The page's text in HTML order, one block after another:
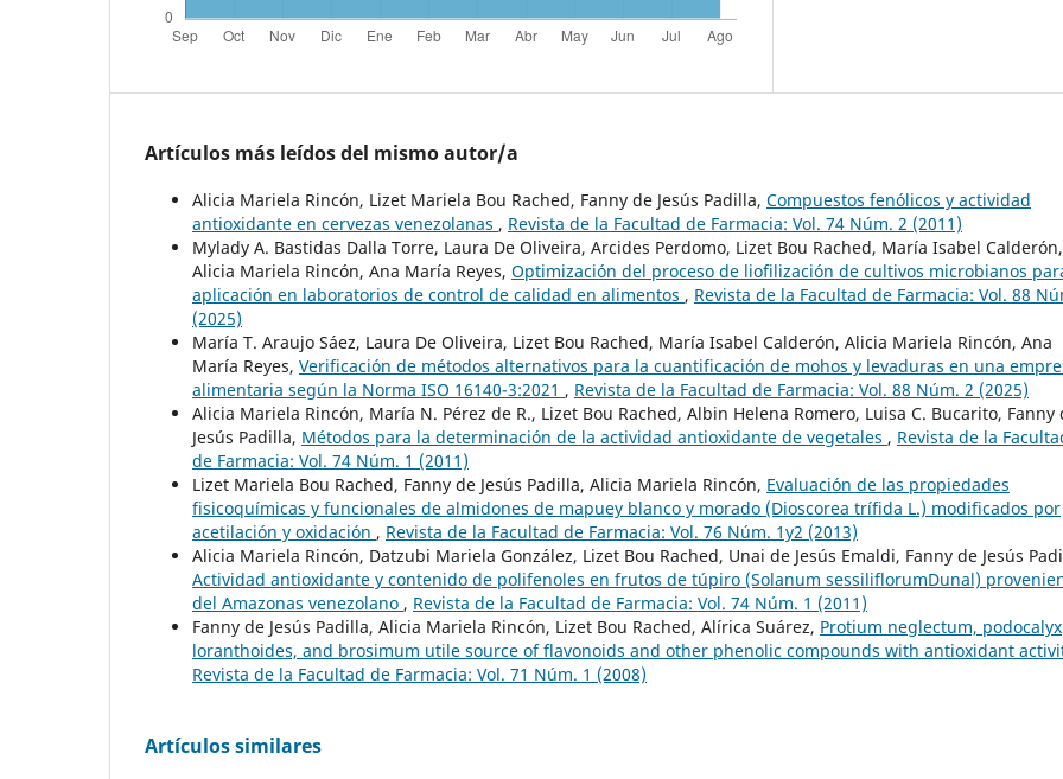
Artículos más leídos del mismo autor/a
Alicia Mariela Rincón, Lizet Mariela Bou Rached, Fanny de Jesús Padilla, Compuestos fenólicos y actividad
antioxidante en cervezas venezolanas , Revista de la Facultad de Farmacia: Vol. 74 Núm. 2 (2011)
Mylady A. Bastidas Dalla Torre, Laura De Oliveira, Arcides Perdomo, Lizet Bou Rached, María Isabel Calderón,
Alicia Mariela Rincón, Ana María Reyes, Optimización del proceso de liofilización de cultivos microbianos
aplicación en laboratorios de control de calidad en alimentos , Revista de la Facultad de Farmacia: Vol. 88
(2025)
María T. Araujo Sáez, Laura De Oliveira, Lizet Bou Rached, María Isabel Calderón, Alicia Mariela Rincón, Ana
María Reyes, Verificación de métodos alternativos para la cuantificación de mohos y levaduras en una
alimentaria según la Norma ISO 16140-3:2021 , Revista de la Facultad de Farmacia: Vol. 88 Núm. 2 (2025)
Alicia Mariela Rincón, María N. Pérez de R., Lizet Bou Rached, Albin Helena Romero, Luisa C. Bucarito, Fanny
Jesús Padilla, Métodos para la determinación de la actividad antioxidante de vegetales , Revista de la
de Farmacia: Vol. 74 Núm. 1 (2011)
Lizet Mariela Bou Rached, Fanny de Jesús Padilla, Alicia Mariela Rincón, Evaluación de las propiedades
fisicoquímicas y funcionales de almidones de mapuey blanco y morado (Dioscorea trífida L.) modificados por
acetilación y oxidación , Revista de la Facultad de Farmacia: Vol. 76 Núm. 1y2 (2013)
Alicia Mariela Rincón, Datzubi Mariela González, Lizet Bou Rached, Unai de Jesús Emaldi, Fanny de Jesús
Actividad antioxidante y contenido de polifenoles en frutos de túpiro (Solanum sessiliflorumDunal)
del Amazonas venezolano , Revista de la Facultad de Farmacia: Vol. 74 Núm. 1 (2011)
Fanny de Jesús Padilla, Alicia Mariela Rincón, Lizet Bou Rached, Alírica Suárez, Protium neglectum, podocalyx
loranthoides, and brosimum utile source of flavonoids and other phenolic compounds with antioxidant
Revista de la Facultad de Farmacia: Vol. 71 Núm. 1 (2008)
Artículos similares